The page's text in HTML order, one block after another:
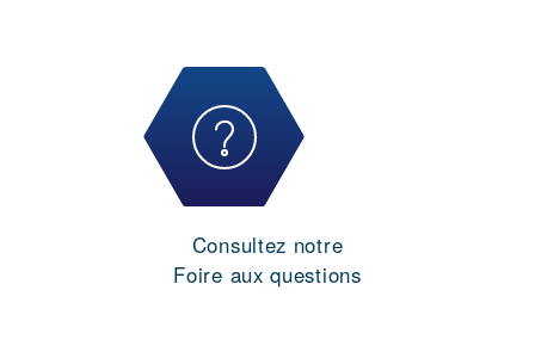
Consultez notre
Foire aux questions